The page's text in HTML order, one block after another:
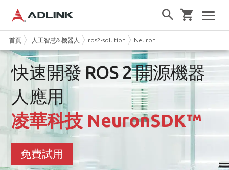
首頁 人工智慧& 機器人 ros2-solution NeuronSDK
快速開發 ROS 2 開源機器
人應用
凌華科技 NeuronSDK™
免費試用